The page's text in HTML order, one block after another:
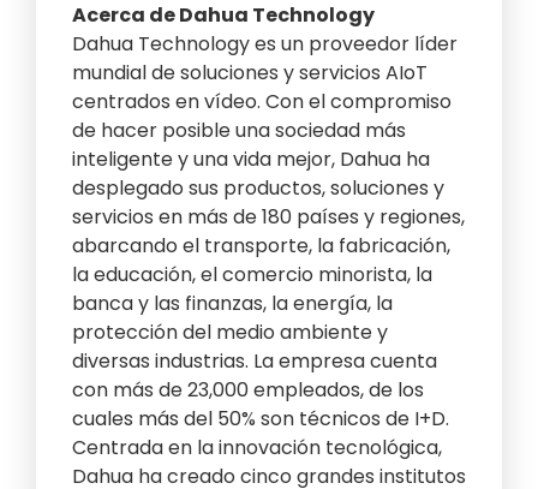
Acerca de Dahua Technology
Dahua Technology es un proveedor líder
mundial de soluciones y servicios AIoT
centrados en vídeo. Con el compromiso
de hacer posible una sociedad más
inteligente y una vida mejor, Dahua ha
desplegado sus productos, soluciones y
servicios en más de 180 países y regiones,
abarcando el transporte, la fabricación,
la educación, el comercio minorista, la
banca y las finanzas, la energía, la
protección del medio ambiente y
diversas industrias. La empresa cuenta
con más de 23,000 empleados, de los
cuales más del 50% son técnicos de I+D.
Centrada en la innovación tecnológica,
Dahua ha creado cinco grandes institutos